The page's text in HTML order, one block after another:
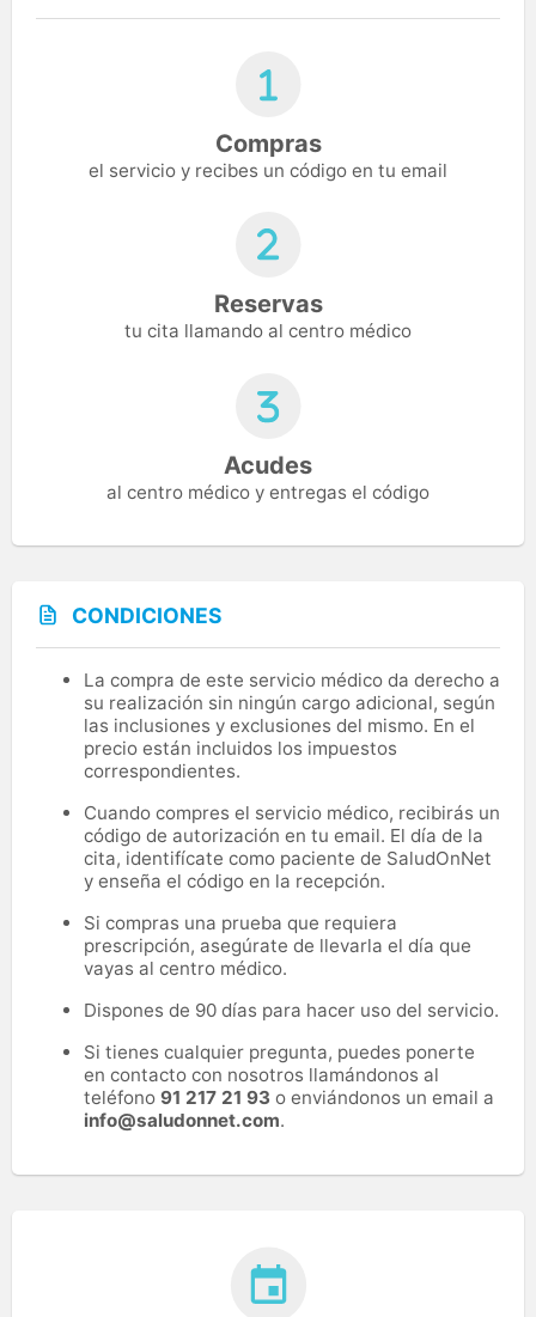
Compras
el servicio y recibes un código en tu email
Reservas
tu cita llamando al centro médico
Acudes
al centro médico y entregas el código
CONDICIONES
La compra de este servicio médico da derecho a
su realización sin ningún cargo adicional, según
las inclusiones y exclusiones del mismo. En el
precio están incluidos los impuestos
correspondientes.
Cuando compres el servicio médico, recibirás un
código de autorización en tu email. El día de la
cita, identifícate como paciente de SaludOnNet
y enseña el código en la recepción.
Si compras una prueba que requiera
prescripción, asegúrate de llevarla el día que
vayas al centro médico.
Dispones de 90 días para hacer uso del servicio.
Si tienes cualquier pregunta, puedes ponerte
en contacto con nosotros llamándonos al
teléfono 91 217 21 93 o enviándonos un email a
info@saludonnet.com.